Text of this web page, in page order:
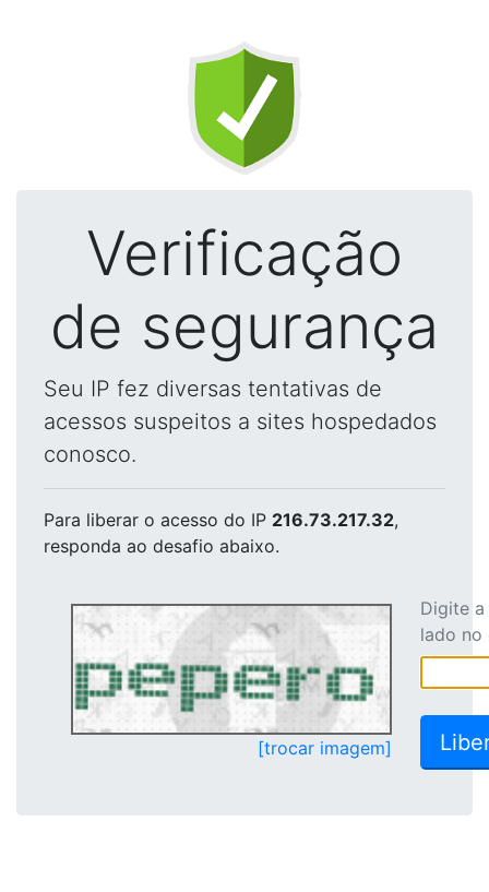
Verificação
de segurança
Seu IP fez diversas tentativas de
acessos suspeitos a sites hospedados
conosco.
Para liberar o acesso do IP 216.73.217.32,
responda ao desafio abaixo.
[trocar imagem]
Digite
lado no